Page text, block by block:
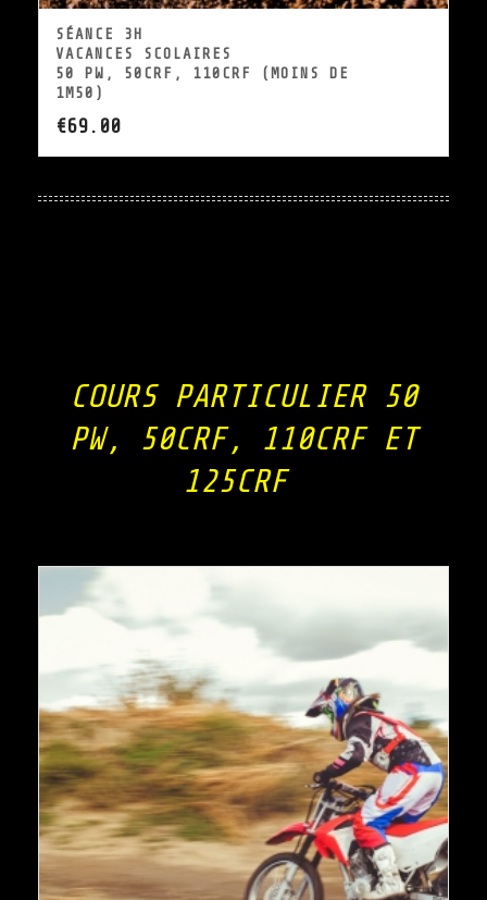
SÉANCE 3H
VACANCES SCOLAIRES
50 PW, 50CRF, 110CRF (MOINS DE
1M50)
€69.00
COURS PARTICULIER 50
PW, 50CRF, 110CRF ET
125CRF